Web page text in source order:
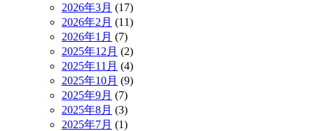
2026年3月 (17)
2026年2月 (11)
2026年1月 (7)
2025年12月 (2)
2025年11月 (4)
2025年10月 (9)
2025年9月 (7)
2025年8月 (3)
2025年7月 (1)